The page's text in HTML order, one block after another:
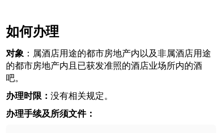
如何办理
对象 ：属酒店用途的都市房地产内以及非属酒店用途
的都市房地产内且已获发准照的酒店业场所内的酒
吧。
办理时限： 没有相关规定。
办理手续及所须文件：